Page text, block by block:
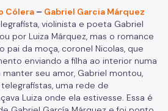
Cólera – Gabriel Garcia Márquez
violinista e poeta Gabriel
por Luiza Márquez, mas o romance
pai da moça, coronel Nicolas, que
enviando a filha ao interior numa
manter seu amor, Gabriel montou,
uma rede de
Luiza onde ela estivesse. Essa é